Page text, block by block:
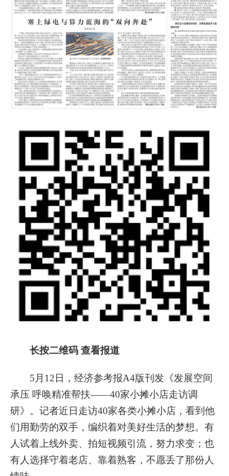
长按二维码 查看报道
5月12日，经济参考报A4版刊发《发展空间
承压 呼唤精准帮扶——40家小摊小店走访调
研》。记者近日走访40家各类小摊小店，看到他
们用勤劳的双手，编织着对美好生活的梦想。有
人试着上线外卖、拍短视频引流，努力求变；也
有人选择守着老店、靠着熟客，不愿丢了那份人